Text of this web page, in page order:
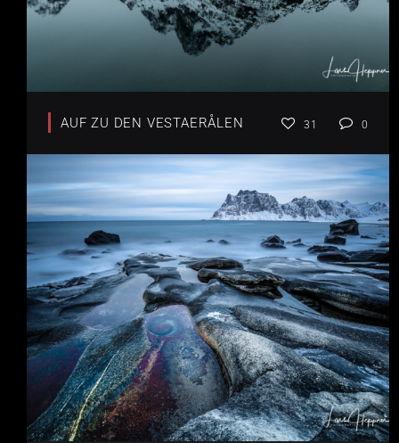
AUF ZU DEN VESTAERÅLEN 31 0